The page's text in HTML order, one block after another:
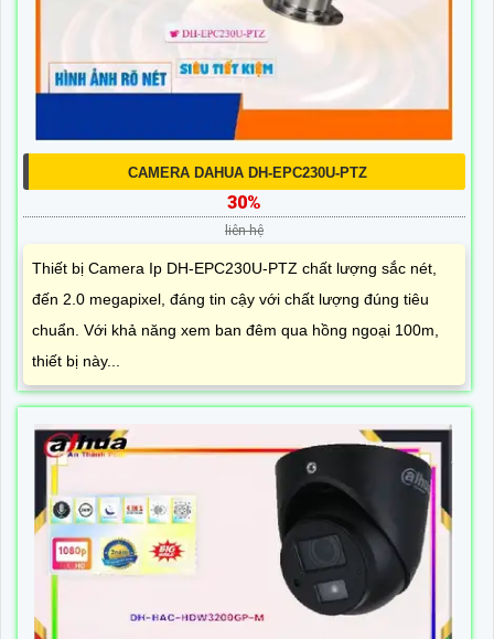
CAMERA DAHUA DH-EPC230U-PTZ
30%
liên hệ
Thiết bị Camera Ip DH-EPC230U-PTZ chất lượng sắc nét,
đến 2.0 megapixel, đáng tin cậy với chất lượng đúng tiêu
chuẩn. Với khả năng xem ban đêm qua hồng ngoại 100m,
thiết bị này...